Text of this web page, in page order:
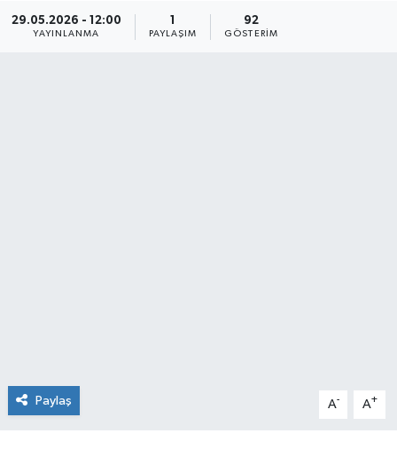
29.05.2026 - 12:00
YAYINLANMA
1
PAYLAŞIM
92
GÖSTERIM
Paylaş A- A+